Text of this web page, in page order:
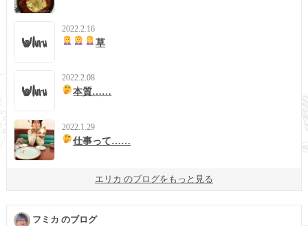
2022.2.16
草
2022.2.08
本質……
2022.1.29
仕事って……
エリカ のブログをもっと見る
フミカ のブログ